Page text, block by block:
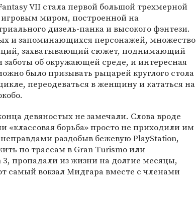
VII стала первой большой трехмерной
игровым миром, построенной на
дизель-панка и высокого фэнтези.
и запоминающихся персонажей, множество
захватывающий сюжет, поднимающий
заботы об окружающей среде, и интересная
было призывать рыцарей круглого стола
переодеваться в женщину и кататься на
девяностых не замечали. Слова вроде
борьба» просто не приходили им
раздобыв бежевую PlayStation,
по трассам в Gran Turismo или
3, пропадали из жизни на долгие месяцы,
самый вокзал Мидгара вместе с членами